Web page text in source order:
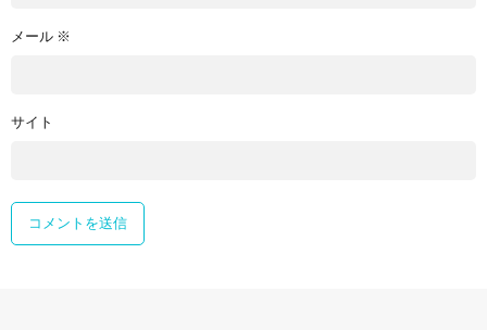
メール ※
サイト